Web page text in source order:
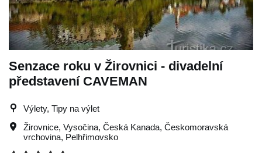
Senzace roku v Žirovnici - divadelní
představení CAVEMAN
Výlety, Tipy na výlet
Žirovnice, Vysočina, Česká Kanada, Českomoravská
vrchovina, Pelhřimovsko